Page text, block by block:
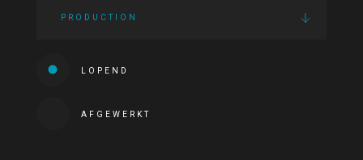
PRODUCTION
LOPEND
AFGEWERKT